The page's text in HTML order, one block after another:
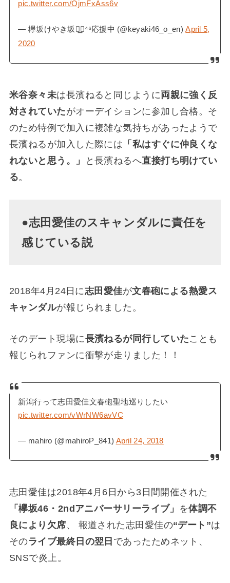
pic.twitter.com/OjmFxAss6v
— 欅坂けやき坂◢͟￨⁴⁶応援中 (@keyaki46_o_en)April 5,
2020
米谷奈々未は長濱ねると同じように両親に強く反
対されていたがオーデイションに参加し合格。そ
のため特例で加入に複雑な気持ちがあったようで
長濱ねるが加入した際には 「私はすぐに仲良くな
れないと思う。」
と長濱ねるへ直接打ち明けてい
る。
●志田愛佳のスキャンダルに責任を
感じている説
2018年4月24日に志田愛佳が文春砲による熱愛ス
キャンダルが報じられました。
そのデート現場に長濱ねるが同行していたことも
報じられファンに衝撃が走りました！！
新潟行って志田愛佳文春砲聖地巡りしたい
pic.twitter.com/vWrNW6avVC
— mahiro (@mahiroP_841) April 24, 2018
志田愛佳は2018年4月6日から3日間開催された
「欅坂46・2ndアニバーサリーライブ」
を体調不
良により欠席、 報道された志田愛佳の“デート”は
そのライブ最終日の翌日 であったためネット、
SNSで炎上。